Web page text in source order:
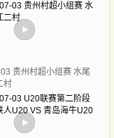
03 贵州村超小组赛 水尾
村